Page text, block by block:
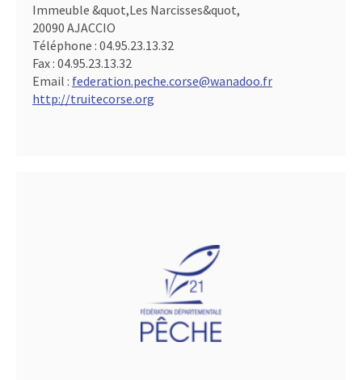
Immeuble &quot,Les Narcisses&quot,
20090 AJACCIO
Téléphone : 04.95.23.13.32
Fax : 04.95.23.13.32
Email : federation.peche.corse@wanadoo.fr
http://truitecorse.org